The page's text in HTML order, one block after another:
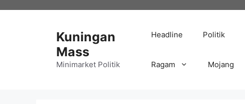
Kuningan
Mass
Minimarket Politik
Headline Politik
Ragam Mojang